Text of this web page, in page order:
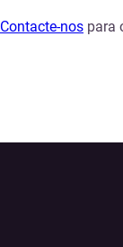
Contacte-nos para